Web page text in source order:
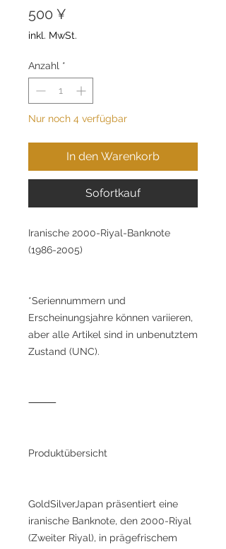
500 ¥
inkl. MwSt.
Anzahl *
Nur noch 4 verfügbar
In den Warenkorb
Sofortkauf
Iranische 2000-Riyal-Banknote
(1986-2005)
*Seriennummern und
Erscheinungsjahre können variieren,
aber alle Artikel sind in unbenutztem
Zustand (UNC).
⸻
Produktübersicht
GoldSilverJapan präsentiert eine
iranische Banknote, den 2000-Riyal
(Zweiter Riyal), in prägefrischem